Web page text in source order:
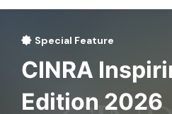
Special Feature
CINRA
Edition 2026